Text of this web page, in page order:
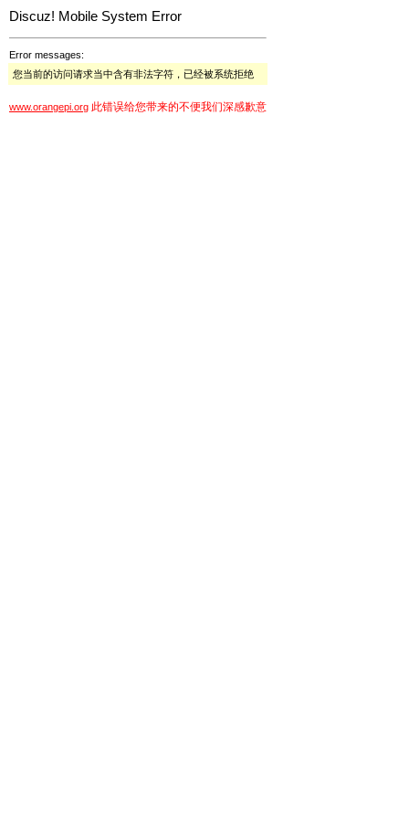
Discuz! Mobile System Error
Error messages:
您当前的访问请求当中含有非法字符，已经被系统拒绝
www.orangepi.org 此错误给您带来的不便我们深感歉意